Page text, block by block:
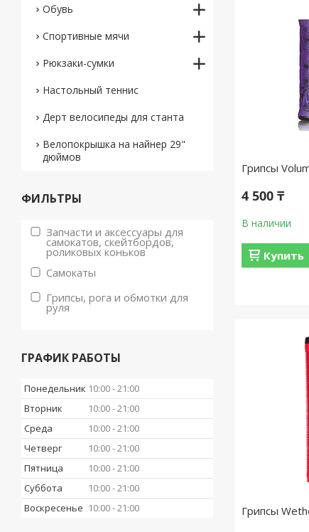
Грипсы
4 500 ₸
В наличии
Купить
Грипсы
Обувь
Спортивные мячи
Рюкзаки-сумки
Настольный теннис
Дерт велосипеды для станта
Велопокрышка на найнер 29"
дюймов
ФИЛЬТРЫ
Запчасти и аксессуары для
самокатов, скейтбордов,
роликовых коньков
Самокаты
Грипсы, рога и обмотки для
руля
ГРАФИК РАБОТЫ
Понедельник 10:00 21:00
Вторник
10:00 21:00
Среда
10:00 21:00
Четверг
10:00 21:00
Пятница
10:00 21:00
Суббота
10:00 21:00
Воскресенье 10:00 21:00